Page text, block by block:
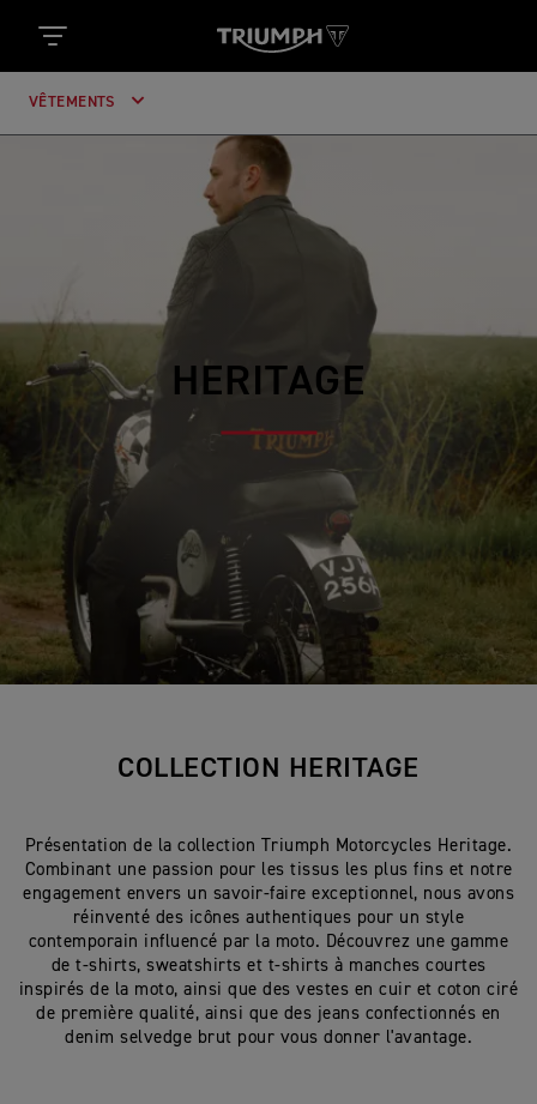
VÊTEMENTS
HERITAGE
COLLECTION HERITAGE
Présentation de la collection Triumph Motorcycles Heritage.
Combinant une passion pour les tissus les plus fins et notre
engagement envers un savoir-faire exceptionnel, nous avons
réinventé des icônes authentiques pour un style
contemporain influencé par la moto. Découvrez une gamme
de t-shirts, sweatshirts et t-shirts à manches courtes
inspirés de la moto, ainsi que des vestes en cuir et coton ciré
de première qualité, ainsi que des jeans confectionnés en
denim selvedge brut pour vous donner l'avantage.